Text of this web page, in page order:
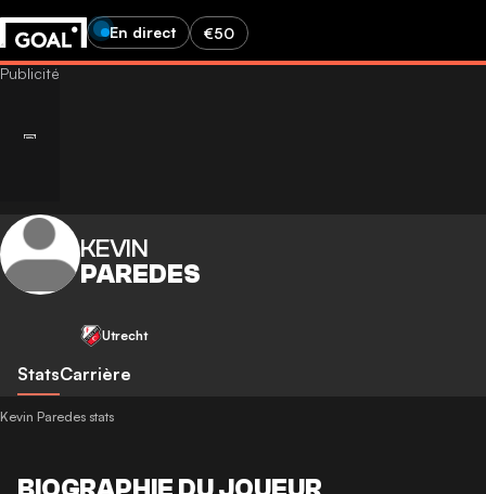
En direct €50
KEVIN
PAREDES
Utrecht
StatsCarrière
Kevin Paredes stats